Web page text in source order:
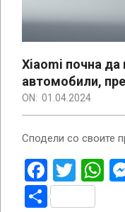
Xiaomi почна да
автомобили,
ON: 01.04.2024
Сподели со своите
Share